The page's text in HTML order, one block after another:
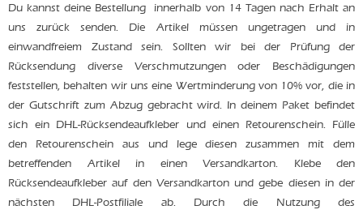
Du kannst deine Bestellung innerhalb von 14 Tagen nach Erhalt an
uns zurück senden. Die Artikel müssen ungetragen und in
einwandfreiem Zustand sein. Sollten wir bei der Prüfung der
Rücksendung diverse Verschmutzungen oder Beschädigungen
feststellen, behalten wir uns eine Wertminderung von 10% vor, die in
der Gutschrift zum Abzug gebracht wird. In deinem Paket befindet
sich ein DHL-Rücksendeaufkleber und einen Retourenschein. Fülle
den Retourenschein aus und lege diesen zusammen mit dem
betreffenden Artikel in einen Versandkarton. Klebe den
Rücksendeaufkleber auf den Versandkarton und gebe diesen in der
nächsten DHL-Postfiliale ab. Durch die Nutzung des